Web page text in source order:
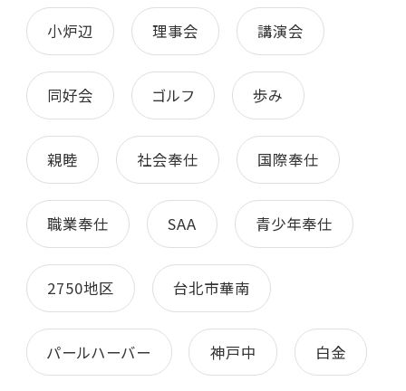
小炉辺 理事会 講演会
同好会 ゴルフ 歩み
親睦 社会奉仕 国際奉仕
職業奉仕 SAA 青少年奉仕
2750地区 台北市華南
パールハーバー 神戸中 白金